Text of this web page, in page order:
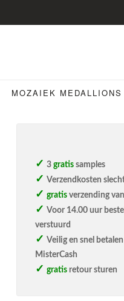
MOZAIEK MEDALLIONS
3 gratis samples
Verzendkosten
gratis verzending
Voor 14.00 uur
verstuurd
Veilig en snel
MisterCash
gratis retour sturen